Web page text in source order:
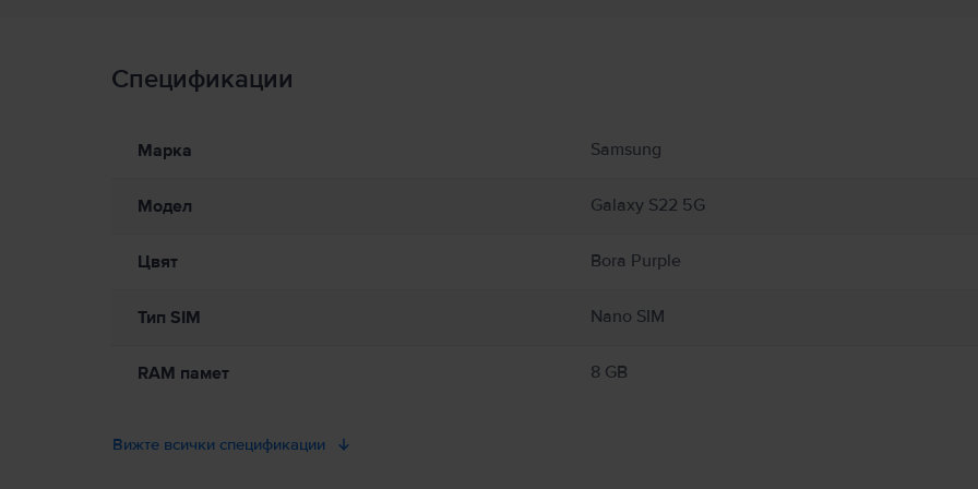
Информация за безопасност на продукта
Спецификации
Марка Samsung
Модел Galaxy S22 5G
Цвят Bora Purple
Тип SIM Nano SIM
RAM памет 8 GB
Вижте всички спецификации